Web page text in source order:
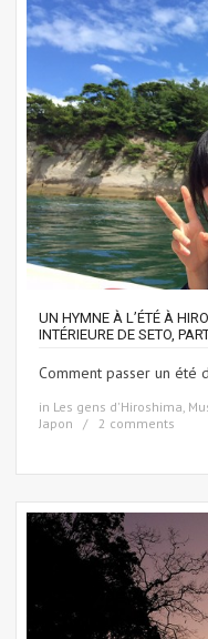
UN HYMNE À L’ÉTÉ À
INTÉRIEURE DE SETO,
Comment passer un été
in Les gens d'Hiroshima
Japon
2 comments